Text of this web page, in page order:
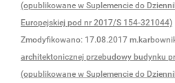
(opublikowane w Suplemencie do
Europejskiej pod nr 2017/S 154-321044)
Zmodyfikowano: 17.08.2017
architektonicznej przebudowy budynku
(opublikowane w Suplemencie do